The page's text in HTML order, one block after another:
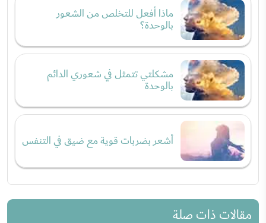
ماذا أفعل للتخلص من الشعور
بالوحدة؟
مشكلتي تتمثل في شعوري الدائم
بالوحدة
أشعر بضربات قوية مع ضيق في التنفس
مقالات ذات صلة